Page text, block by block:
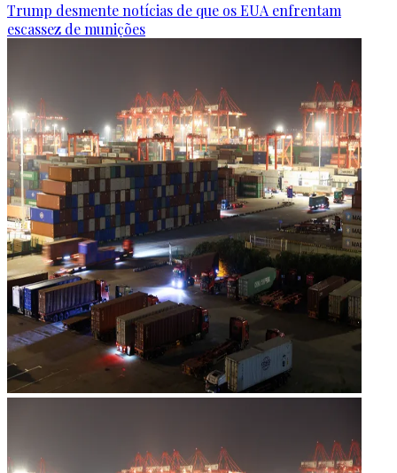
Trump desmente notícias de que os EUA enfrentam
escassez de munições